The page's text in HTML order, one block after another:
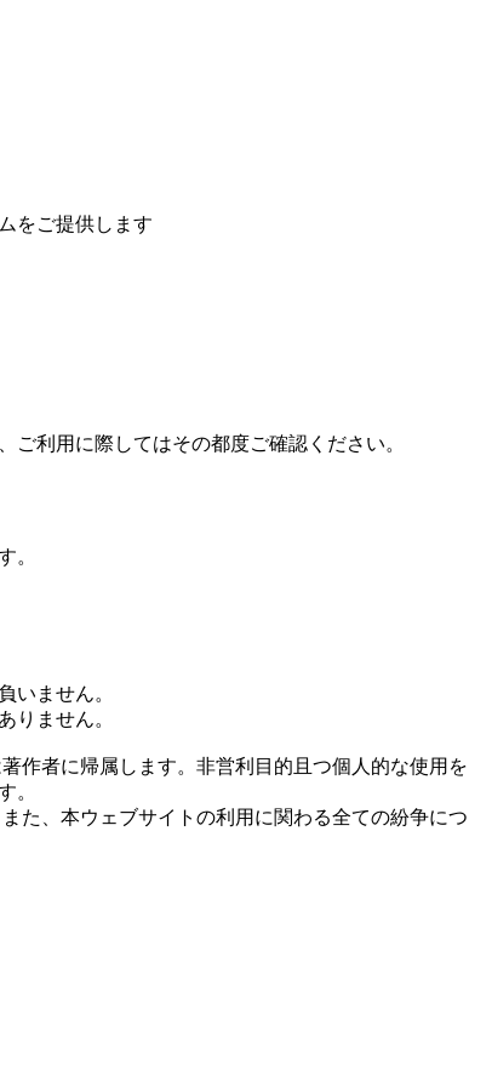
利用に際してはその都度ご確認ください。
。
いません。
りません。
作者に帰属します。非営利目的且つ個人的な使用を
。
た、本ウェブサイトの利用に関わる全ての紛争につ